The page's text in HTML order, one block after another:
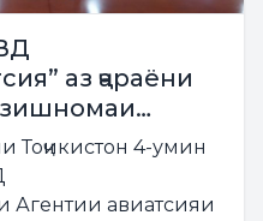
аз ҷараёни
Урумчӣ
Тоҷикистон 4-умин
и Агентии авиатсияи